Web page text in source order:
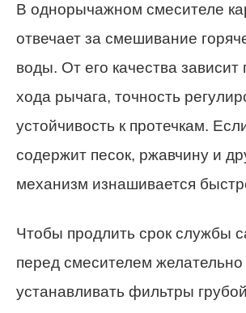
В однорычажном смесителе
отвечает за смешивание
воды. От его качества зависит
хода рычага, точность
устойчивость к протечкам.
содержит песок, ржавчину и
механизм изнашивается
Чтобы продлить срок службы
перед смесителем желательно
устанавливать фильтры